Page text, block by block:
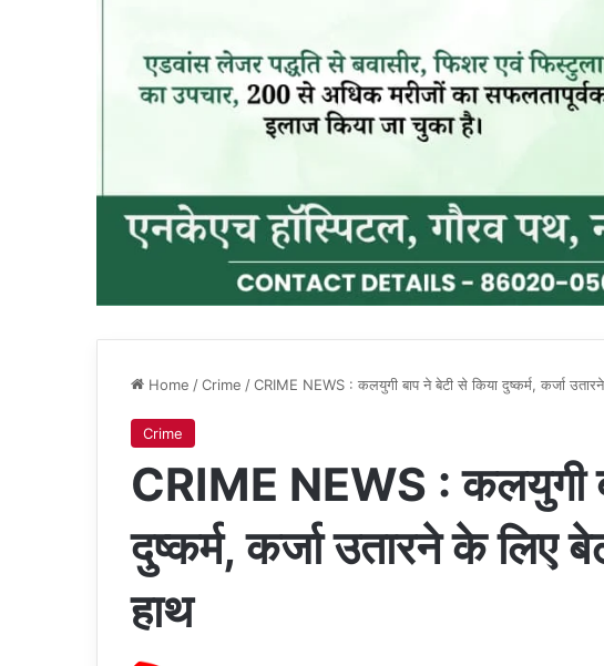
Home /Crime /CRIME NEWS : कलयुगी बाप ने बेटी से किया दुष्कर्म, कर्जा
Crime
CRIME NEWS : कलयुगी
दुष्कर्म, कर्जा उतारने के लिए
हाथ